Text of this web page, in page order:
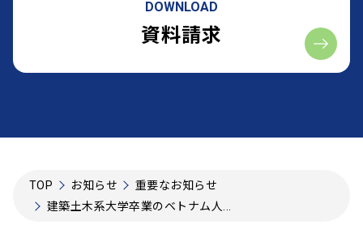
DOWNLOAD
資料請求
TOP お知らせ
重要なお知らせ
建築土木系大学卒業のベトナム人...